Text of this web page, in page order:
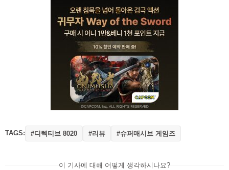
TAGS: #디렉티브 8020 #리뷰 #슈퍼매시브 게임즈
이 기사에 대해 어떻게 생각하시나요?